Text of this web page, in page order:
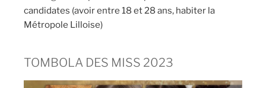
candidates (avoir entre 18 et 28 ans, habiter la
Métropole Lilloise)
TOMBOLA DES MISS 2023